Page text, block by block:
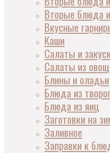
Вторые блюда
Вкусные
Каши
Салаты и
Салаты из
Блины и оладьи
Блюда из
Блюда из яиц
Заготовки на
Заливное
Заправки к